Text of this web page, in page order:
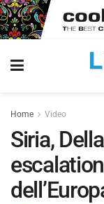
Home Video
Siria,